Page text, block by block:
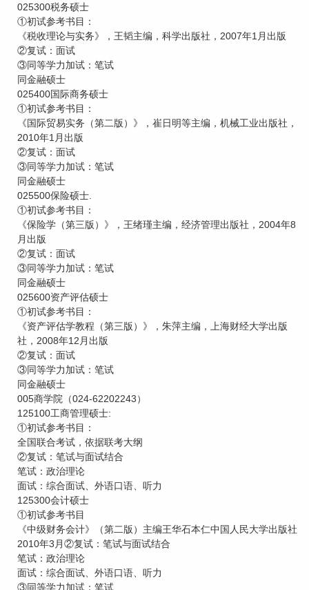
025300税务硕士
①初试参考书目：
《税收理论与实务》，王韬主编，科学出版社，2007年1月出版
②复试：面试
③同等学力加试：笔试
同金融硕士
025400国际商务硕士
①初试参考书目：
《国际贸易实务（第二版）》，崔日明等主编，机械工业出版社，
2010年1月出版
②复试：面试
③同等学力加试：笔试
同金融硕士
025500保险硕士.
①初试参考书目：
《保险学（第三版）》，王绪瑾主编，经济管理出版社，2004年8
月出版
②复试：面试
③同等学力加试：笔试
同金融硕士
025600资产评估硕士
①初试参考书目：
《资产评估学教程（第三版）》，朱萍主编，上海财经大学出版
社，2008年12月出版
②复试：面试
③同等学力加试：笔试
同金融硕士
005商学院（024-62202243）
125100工商管理硕士:
①初试参考书目：
全国联合考试，依据联考大纲
②复试：笔试与面试结合
笔试：政治理论
面试：综合面试、外语口语、听力
125300会计硕士
①初试参考书目
《中级财务会计》（第二版）主编王华石本仁中国人民大学出版社
2010年3月②复试：笔试与面试结合
笔试：政治理论
面试：综合面试、外语口语、听力
③同等学力加试：笔试